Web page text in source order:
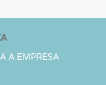
A EMPRESA